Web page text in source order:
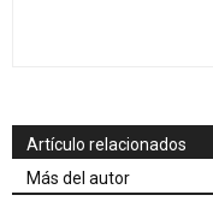
Artículo relacionados
Más del autor